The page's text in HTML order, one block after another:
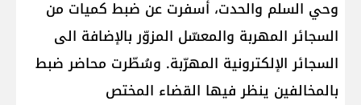
وحي السلم والحدت، أسفرت عن ضبط كميات من
السجائر المهربة والمعسّل المزوّر بالإضافة الى
السجائر الإلكترونية المهرّبة. وسُطّرت محاضر ضبط
بالمخالفين ينظر فيها القضاء المختص